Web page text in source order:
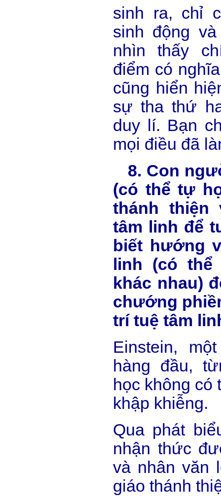
sinh ra, chỉ
sinh động
nhìn thấy
điểm có
cũng hiển
sự tha thứ
duy lí. Bạn
mọi điều đã
8. Con
(có thể tự
thánh thiện
tâm linh để
biết hướng
linh (có
khác nhau)
chướng
trí tuệ tâm
Einstein,
hàng đầu,
học không có
khập khiễng.
Qua phát
nhận thức
và nhân văn
giáo thánh